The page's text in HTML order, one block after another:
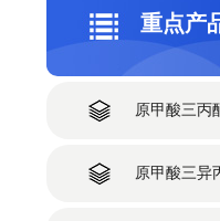
重点产
原甲酸三丙
原甲酸三异